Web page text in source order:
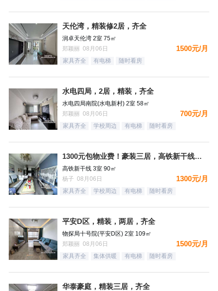
天伦湾，精装修2居，齐全
润卓天伦湾 2室 75㎡
郑颖丽 08月06日
1500元/月
家具齐全 有电梯 随时看房
水电四局，2居，精装，齐全
水电四局南院(水电新村) 2室 58㎡
郑颖丽 08月06日
700元/月
家具齐全 学校周边 有电梯 随时看房
1300元包物业费！豪装三居，高铁新干线，南向，采光好，家具
高铁新干线 3室 90㎡
杨子 08月06日
1300元/月
家具齐全 学校周边 有电梯 随时看房
平安D区，精装，两居，齐全
物探局十号院(平安D区) 2室 109㎡
郑颖丽 08月06日
1500元/月
家具齐全 集体供暖 有电梯 随时看房
华泰豪庭，精装三居，齐全